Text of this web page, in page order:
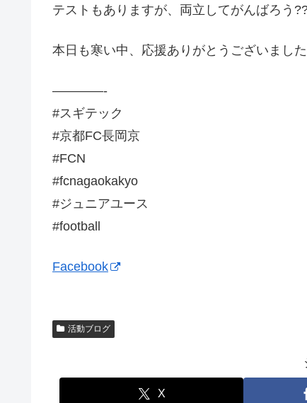
テストもありますが、両立してがんばろう
本日も寒い中、応援ありがとうございまし
————-
#スギテック
#京都FC長岡京
#FCN
#fcnagaokakyo
#ジュニアユース
#football
Facebook
活動ブログ
X